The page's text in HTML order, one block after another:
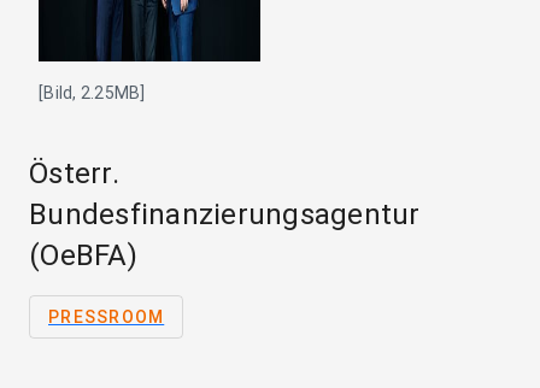
[Bild, 2.25MB]
Österr.
Bundesfinanzierungsagentur
(OeBFA)
PRESSROOM